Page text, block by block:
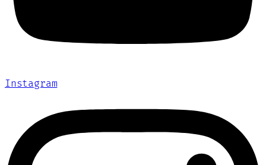
Instagram